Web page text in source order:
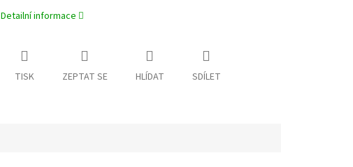
Detailní informace
TISK ZEPTAT SE HLÍDAT SDÍLET